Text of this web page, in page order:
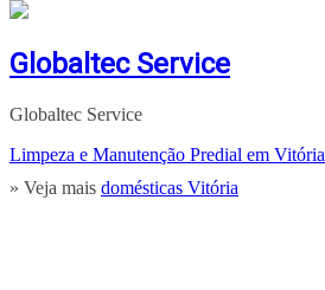
Globaltec Service
Globaltec Service
Limpeza e Manutenção Predial em Vitória
» Veja mais domésticas Vitória